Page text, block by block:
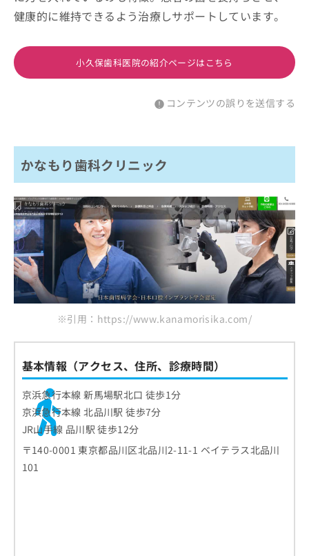
健康的に維持できるよう治療しサポートしています。
小久保歯科医院の紹介ページはこちら
コンテンツの誤りを送信する
かなもり歯科クリニック
※引用：https://www.kanamorisika.com/
基本情報（アクセス、住所、診療時間）
京浜急行本線 新馬場駅北口 徒歩1分
京浜急行本線 北品川駅 徒歩7分
JR山手線 品川駅 徒歩12分
〒140-0001 東京都品川区北品川2-11-1 ベイテラス北品川
101